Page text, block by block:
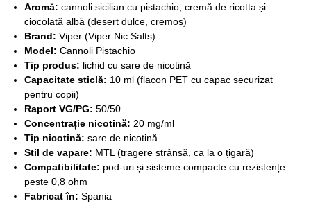
Aromă: cannoli sicilian cu pistachio, cremă de ricotta și
ciocolată albă (desert dulce, cremos)
Brand: Viper (Viper Nic Salts)
Model: Cannoli Pistachio
Tip produs: lichid cu sare de nicotină
Capacitate sticlă: 10 ml (flacon PET cu capac securizat
pentru copii)
Raport VG/PG: 50/50
Concentrație nicotină: 20 mg/ml
Tip nicotină: sare de nicotină
Stil de vapare: MTL (tragere strânsă, ca la o țigară)
Compatibilitate: pod-uri și sisteme compacte cu rezistențe
peste 0,8 ohm
Fabricat în: Spania